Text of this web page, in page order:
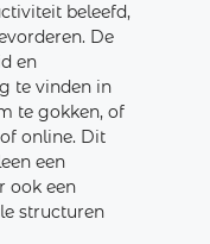
beleefd,
De
en
te vinden in
te gokken, of
online. Dit
een
ook een
structuren